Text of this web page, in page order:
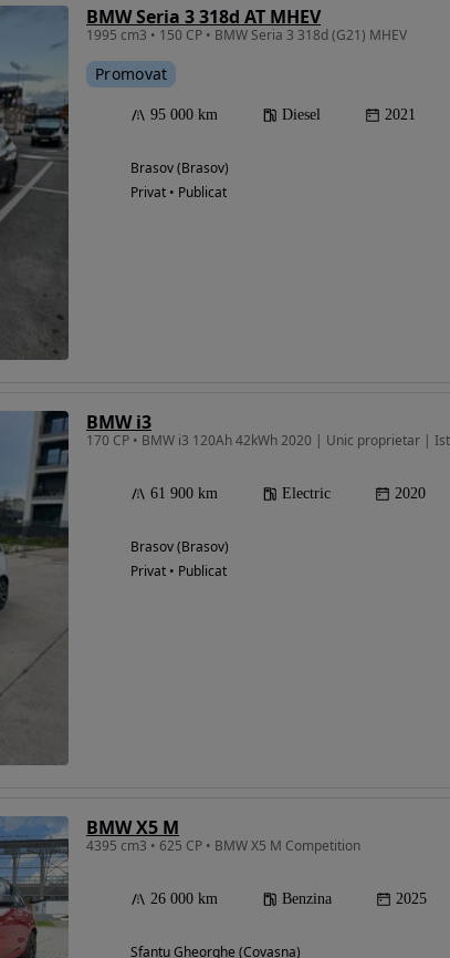
BMW Seria 3 318d AT MHEV
1995 cm3 • 150 CP • BMW Seria 3 318d (G21) MHEV
Promovat
95 000 km Diesel 2021
Brasov (Brasov)
Privat • Publicat
BMW i3
170 CP • BMW i3 120Ah 42kWh 2020 | Unic proprietar |
61 900 km Electric 2020
Brasov (Brasov)
Privat • Publicat
BMW X5 M
4395 cm3 • 625 CP • BMW X5 M Competition
26 000 km Benzina 2025
Sfantu Gheorghe (Covasna)